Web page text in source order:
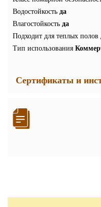
Водостойкость да
Влагостойкость да
Подходит для теплых полов
Тип использования
Сертификаты и